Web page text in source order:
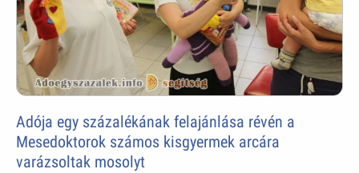
Adója egy százalékának felajánlása révén a
Mesedoktorok számos kisgyermek arcára
varázsoltak mosolyt